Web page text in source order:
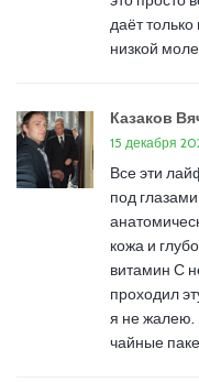
даёт
низкой
Казаков
15 декабря
Все эти
под
кожа и
витамин С
проходил
я не жалею.
чайные